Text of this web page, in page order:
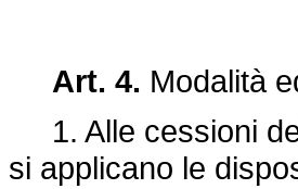
Art. 4. Modalità
1. Alle cessioni
si applicano le